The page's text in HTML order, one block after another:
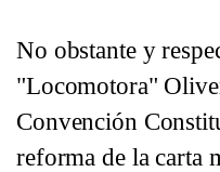
No obstante y
"Locomotora"
Convención
reforma de la carta